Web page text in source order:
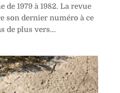
de 1979 à 1982. La revue
son dernier numéro à ce
de plus vers...